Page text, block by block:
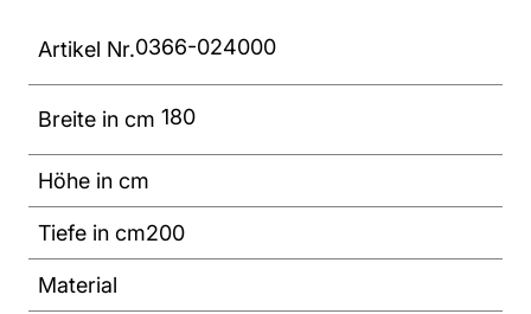
Artikel Nr.0366-024000
Breite in cm 180
Höhe in cm
Tiefe in cm200
Material